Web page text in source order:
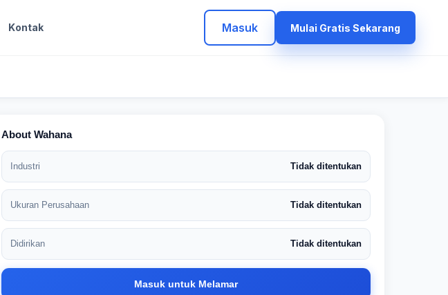
Kontak Masuk Mulai Gratis Sekarang
About Wahana
Industri Tidak ditentukan
Ukuran Perusahaan Tidak ditentukan
Didirikan Tidak ditentukan
Masuk untuk Melamar